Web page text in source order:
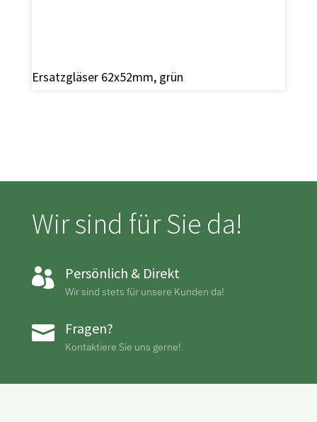
Ersatzgläser 62x52mm, grün
Wir sind für Sie da!
 Persönlich & Direkt
Wir sind stets für unsere Kunden da!
 Fragen?
Kontaktiere Sie uns gerne!